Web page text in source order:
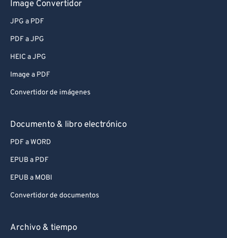
Image Convertidor
JPG a PDF
PDF a JPG
HEIC a JPG
Image a PDF
Convertidor de imágenes
Documento & libro electrónico
PDF a WORD
EPUB a PDF
EPUB a MOBI
Convertidor de documentos
Archivo & tiempo